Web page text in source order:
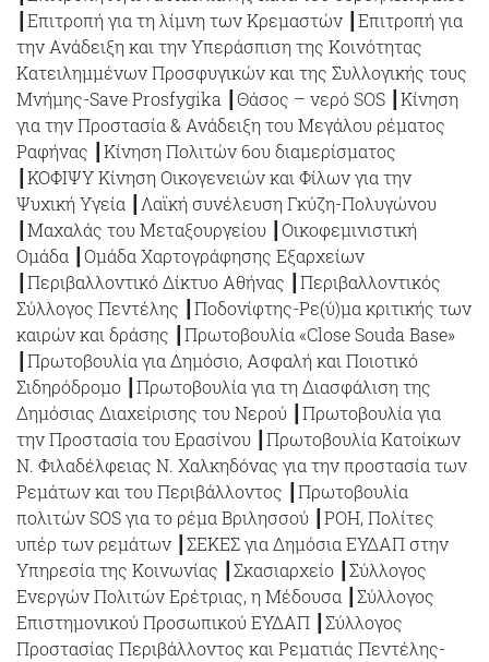
┃Επιτροπή για τη λίμνη των Κρεμαστών ┃Επιτροπή για
την Ανάδειξη και την Υπεράσπιση της Κοινότητας
Κατειλημμένων Προσφυγικών και της Συλλογικής τους
Μνήμης-Save Prosfygika ┃Θάσος – νερό SOS ┃Κίνηση
για την Προστασία & Ανάδειξη του Μεγάλου ρέματος
Ραφήνας ┃Κίνηση Πολιτών 6ου διαμερίσματος
┃ΚΟΦΙΨΥ Κίνηση Οικογενειών και Φίλων για την
Ψυχική Υγεία ┃Λαϊκή συνέλευση Γκύζη-Πολυγώνου
┃Μαχαλάς του Μεταξουργείου ┃Οικοφεμινιστική
Ομάδα ┃Ομάδα Χαρτογράφησης Εξαρχείων
┃Περιβαλλοντικό Δίκτυο Αθήνας ┃Περιβαλλοντικός
Σύλλογος Πεντέλης ┃Ποδονίφτης-Ρε(ύ)μα κριτικής των
καιρών και δράσης ┃Πρωτοβουλία «Close Souda Base»
┃Πρωτοβουλία για Δημόσιο, Ασφαλή και Ποιοτικό
Σιδηρόδρομο ┃Πρωτοβουλία για τη Διασφάλιση της
Δημόσιας Διαχείρισης του Νερού ┃Πρωτοβουλία για
την Προστασία του Ερασίνου ┃Πρωτοβουλία Κατοίκων
Ν. Φιλαδέλφειας Ν. Χαλκηδόνας για την προστασία των
Ρεμάτων και του Περιβάλλοντος ┃Πρωτοβουλία
πολιτών SOS για το ρέμα Βριλησσού ┃ΡΟΗ, Πολίτες
υπέρ των ρεμάτων ┃ΣΕΚΕΣ για Δημόσια ΕΥΔΑΠ στην
Υπηρεσία της Κοινωνίας ┃Σκασιαρχείο ┃Σύλλογος
Ενεργών Πολιτών Ερέτριας, η Μέδουσα ┃Σύλλογος
Επιστημονικού Προσωπικού ΕΥΔΑΠ ┃Σύλλογος
Προστασίας Περιβάλλοντος και Ρεματιάς Πεντέλης-